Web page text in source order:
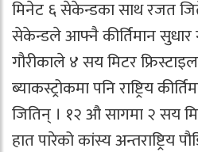
मिनेट ६ सेकेन्डका साथ रजत
सेकेन्डले आफ्नै कीर्तिमान सुधार
गौरीकाले ४ सय मिटर
ब्याकस्ट्रोकमा पनि राष्ट्रिय
जितिन् । १२ औ सागमा २ सय
हात पारेको कांस्य अन्तराष्ट्रिय